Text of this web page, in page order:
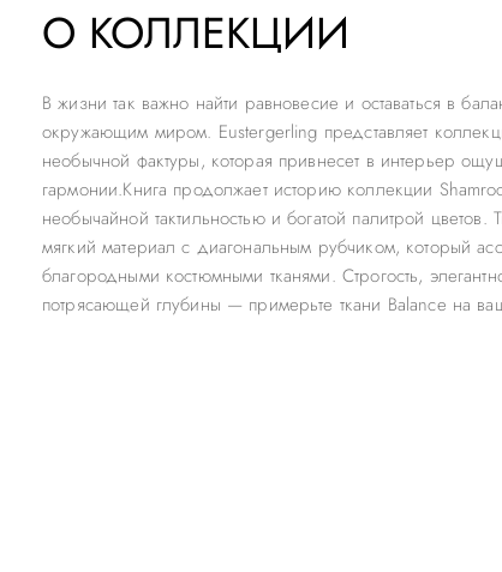
О КОЛЛЕКЦИИ
В жизни так важно найти равновесие и оставаться в
окружающим миром. Eustergerling представляет
необычной фактуры, которая привнесет в интерьер
гармонии.Книга продолжает историю коллекции
необычайной тактильностью и богатой палитрой цветов.
мягкий материал с диагональным рубчиком, который
благородными костюмными тканями. Строгость,
потрясающей глубины — примерьте ткани Balance на